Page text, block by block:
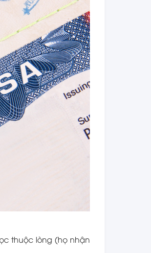
thuộc lòng (họ nhận